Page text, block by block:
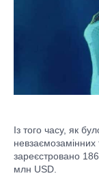
Із того часу, як
зареєстровано
млн USD.